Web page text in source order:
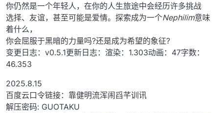
你仍然是一个年轻人，在你的人生旅途中会经历许多挑战
选择、友谊，甚至可能是爱情。探索成为一个Nephilim意味
着什么，
你会屈服于黑暗的力量吗?还是成为希望的象征?
变更日志：v0.5.1更新日志：渲染：1.303动画：47字数：
46.353
2025.8.15
百度云口令链接：靠健明流浑闹舀芊训讯
解压密码: GUOTAKU